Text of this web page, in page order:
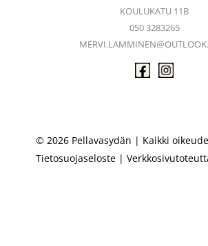
KOULUKATU 11B
050 3283265
© 2026 Pellavasydän | Kaikki
Tietosuojaseloste |